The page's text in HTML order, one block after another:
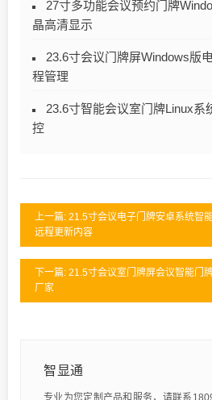
27寸多功能会议预约门牌
晶高清显示
23.6寸会议门牌屏Windows版
程管理
23.6寸智能会议室门牌Linux系
控
上一篇: 21.5寸会议电子门牌安卓系统智
远程更新内容
下一篇: 21.5寸会议室门牌屏会议智能门
厂家
智显通
专业为您定制产品和服务，请联系